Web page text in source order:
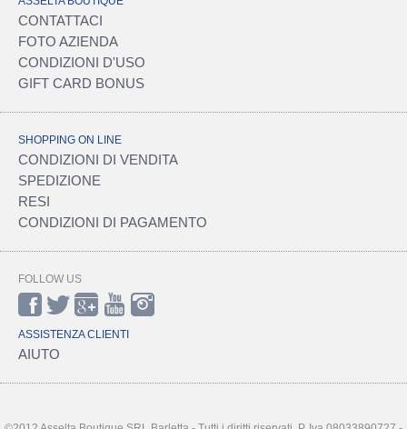
CONTATTACI
FOTO AZIENDA
CONDIZIONI D'USO
GIFT CARD BONUS
SHOPPING ON LINE
CONDIZIONI DI VENDITA
SPEDIZIONE
RESI
CONDIZIONI DI PAGAMENTO
FOLLOW US
ASSISTENZA CLIENTI
AIUTO